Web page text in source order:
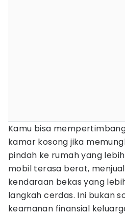
Kamu bisa
kamar kosong jika
pindah ke rumah yang
mobil terasa berat,
kendaraan bekas yang
langkah cerdas. Ini bukan
keamanan finansial